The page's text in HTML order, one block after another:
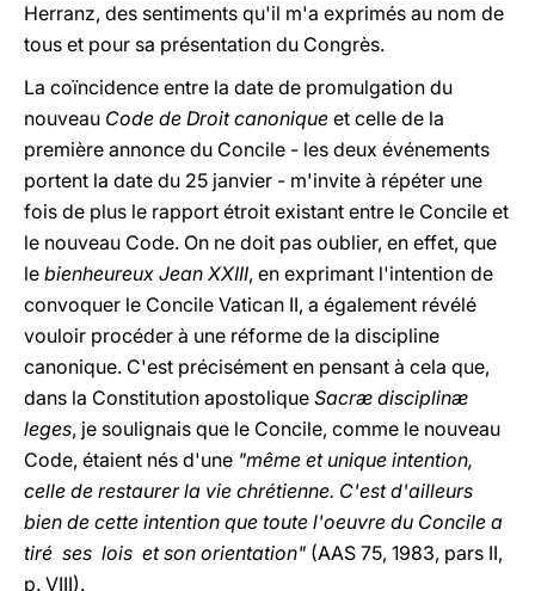
Herranz, des sentiments qu'il m'a exprimés au nom de
tous et pour sa présentation du Congrès.
La coïncidence entre la date de promulgation du
nouveau Code de Droit canonique et celle de la
première annonce du Concile - les deux événements
portent la date du 25 janvier - m'invite à répéter une
fois de plus le rapport étroit existant entre le Concile et
le nouveau Code. On ne doit pas oublier, en effet, que
le bienheureux Jean XXIII, en exprimant l'intention de
convoquer le Concile Vatican II, a également révélé
vouloir procéder à une réforme de la discipline
canonique. C'est précisément en pensant à cela que,
dans la Constitution apostolique Sacræ disciplinæ
leges, je soulignais que le Concile, comme le nouveau
Code, étaient nés d'une "même et unique intention,
celle de restaurer la vie chrétienne. C'est d'ailleurs
bien de cette intention que toute l'oeuvre du Concile a
tiré ses lois et son orientation" (AAS 75, 1983, pars II,
p. VIII).